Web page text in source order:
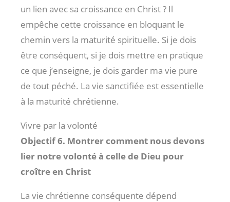
un lien avec sa croissance en Christ ? Il
empêche cette croissance en bloquant le
chemin vers la maturité spirituelle. Si je dois
être conséquent, si je dois mettre en pratique
ce que j’enseigne, je dois garder ma vie pure
de tout péché. La vie sanctifiée est essentielle
à la maturité chrétienne.
Vivre par la volonté
Objectif 6. Montrer comment nous devons
lier notre volonté à celle de Dieu pour
croître en Christ
La vie chrétienne conséquente dépend